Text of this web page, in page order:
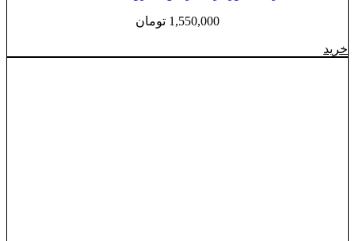
1,550,000 تومان
خرید